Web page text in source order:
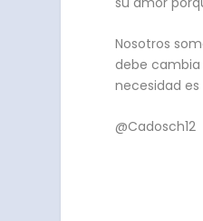
Nosotros
debe cambia
necesidad
@Cadosch12